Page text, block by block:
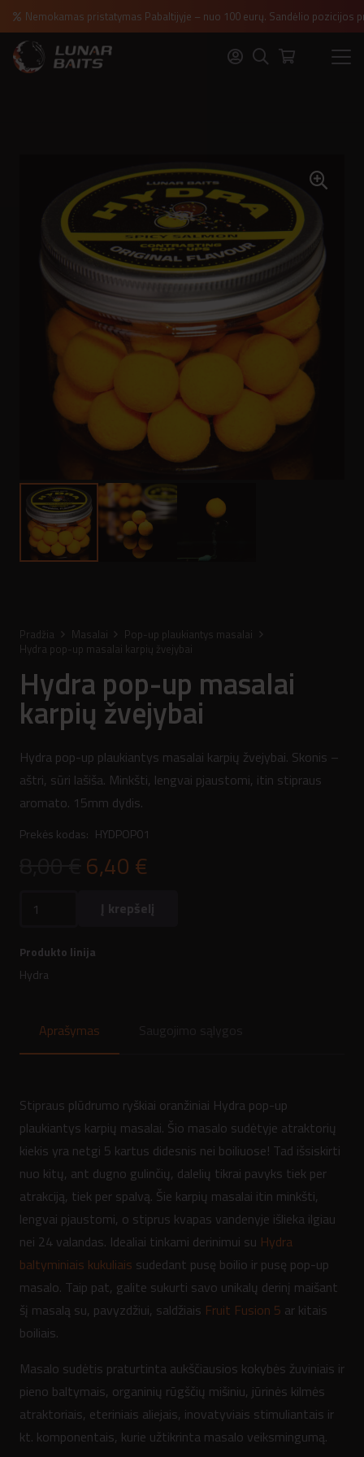
Nemokamas pristatymas Pabaltijyje – nuo 100 eurų. Sandėlio
Pradžia Masalai
Pop-up plaukiantys masalai
Hydra pop-up masalai karpių žvejybai
Hydra pop-up masalai
karpių žvejybai
Hydra pop-up plaukiantys masalai karpių žvejybai. Skonis –
aštri, sūri lašiša. Minkšti, lengvai pjaustomi, itin stipraus
aromato. 15mm dydis.
Prekės kodas: HYDPOP01
Original
price
was:
6,40 €
is:
Hydra
pop-
karpių
žvejybai
Į krepšelį
Produkto linija
Hydra
Aprašymas
Stipraus plūdrumo ryškiai oranžiniai Hydra pop-up
plaukiantys karpių masalai. Šio masalo sudėtyje atraktorių
kiekis yra netgi 5 kartus didesnis nei boiliuose! Tad išsiskirti
nuo kitų, ant dugno gulinčių, dalelių tikrai pavyks tiek per
atrakciją, tiek per spalvą. Šie karpių masalai itin minkšti,
lengvai pjaustomi, o stiprus kvapas vandenyje išlieka ilgiau
nei 24 valandas. Idealiai tinkami derinimui su Hydra
baltyminiais kukuliais sudedant pusę boilio ir pusę pop-up
masalo. Taip pat, galite sukurti savo unikalų derinį maišant
šį masalą su, pavyzdžiui, saldžiais Fruit Fusion 5 ar kitais
boiliais.
Masalo sudėtis praturtinta aukščiausios kokybės žuviniais ir
pieno baltymais, organinių rūgščių mišiniu, jūrinės kilmės
atraktoriais, eteriniais aliejais, inovatyviais stimuliantais ir
kt. komponentais, kurie užtikrinta masalo veiksmingumą.